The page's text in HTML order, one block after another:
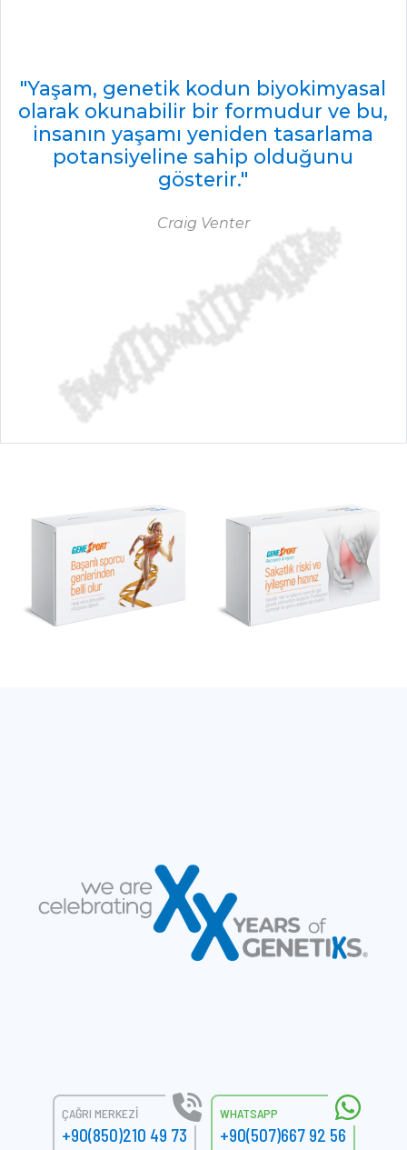
"Yaşam, genetik kodun biyokimyasal
olarak okunabilir bir formudur ve bu,
insanın yaşamı yeniden tasarlama
potansiyeline sahip olduğunu
gösterir."
Craig Venter
ÇAĞRI MERKEZI
+90(850)210 49 73
WHATSAPP
+90(507)667 92 56